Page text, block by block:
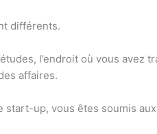
différents.
l’endroit où vous avez
affaires.
start-up, vous êtes soumis